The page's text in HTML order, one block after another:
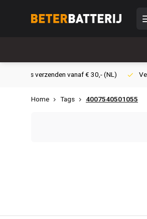
Verzendkosten € 2,95 (NL)
Home Tags 4007540501055